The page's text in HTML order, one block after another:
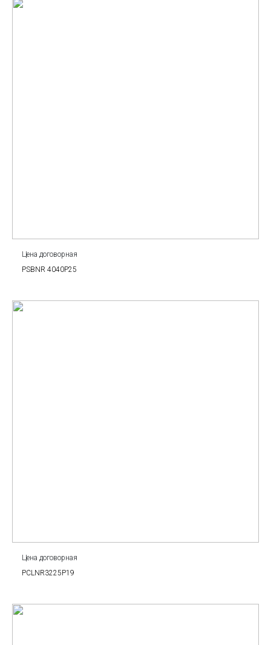
Цена договорная
PSBNR 4040P25
Цена договорная
PCLNR3225P19